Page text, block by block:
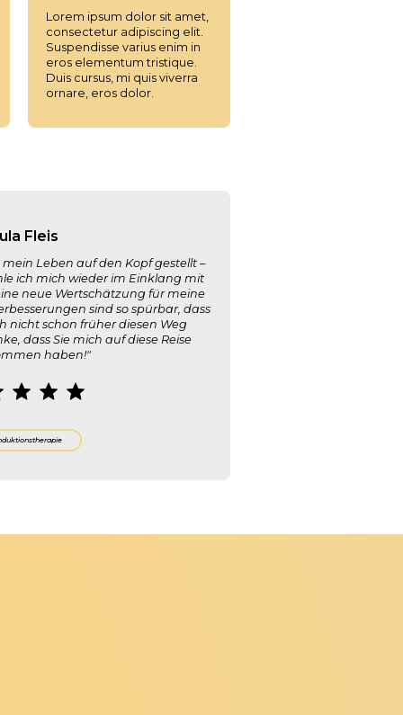
Lorem ipsum dolor sit amet,
consectetur adipiscing elit.
Suspendisse varius enim in
eros elementum tristique.
Duis cursus, mi quis viverra
ornare, eros dolor.
Fleis
Leben auf den Kopf gestellt –
ich mich wieder im Einklang mit
neue Wertschätzung für meine
sind so spürbar, dass
nicht schon früher diesen Weg
dass Sie mich auf diese Reise
haben!"